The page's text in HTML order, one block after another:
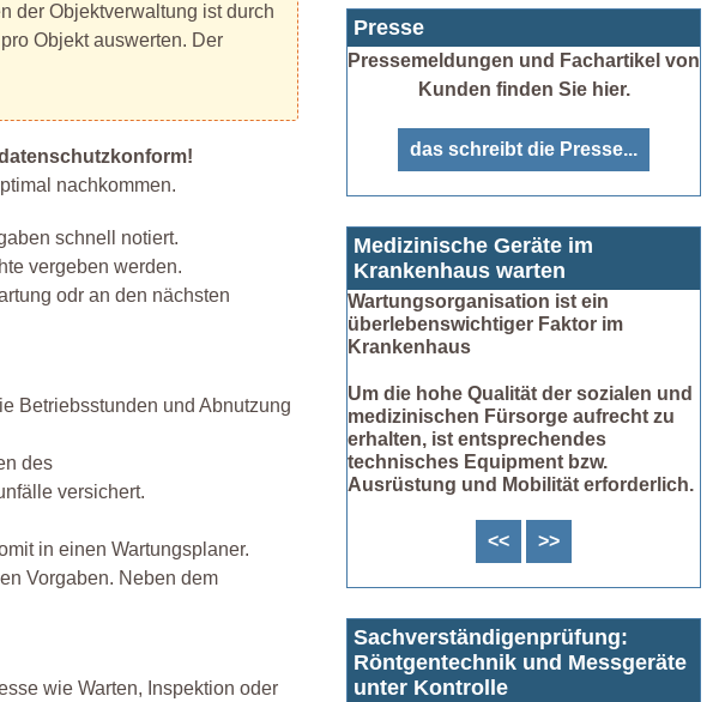
der Objektverwaltung ist durch
Objekt auswerten. Der
nachkommen.
schnell notiert.
vergeben werden.
odr an den nächsten
Betriebsstunden und Abnutzung
des
versichert.
in einen Wartungsplaner.
Vorgaben. Neben dem
wie Warten, Inspektion oder
Presse
Pressemeldungen und Fachartikel von
Kunden finden Sie hier.
das schreibt die Presse...
Medizinische Geräte im
Krankenhaus warten
Wartungsorganisation ist ein
überlebenswichtiger Faktor im
Krankenhaus
Um die hohe Qualität der sozialen und
medizinischen Fürsorge aufrecht zu
erhalten, ist entsprechendes
technisches Equipment bzw.
Ausrüstung und Mobilität erforderlich.
<< >>
Sachverständigenprüfung:
Röntgentechnik und Messgeräte
unter Kontrolle